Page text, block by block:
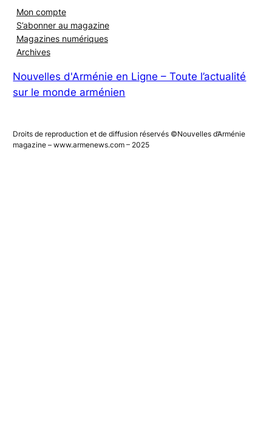
Mon compte
S’abonner au magazine
Magazines numériques
Nouvelles d'Arménie en Ligne – Toute l’actualité
Droits de reproduction et de diffusion réservés ©Nouvelles d’Arménie